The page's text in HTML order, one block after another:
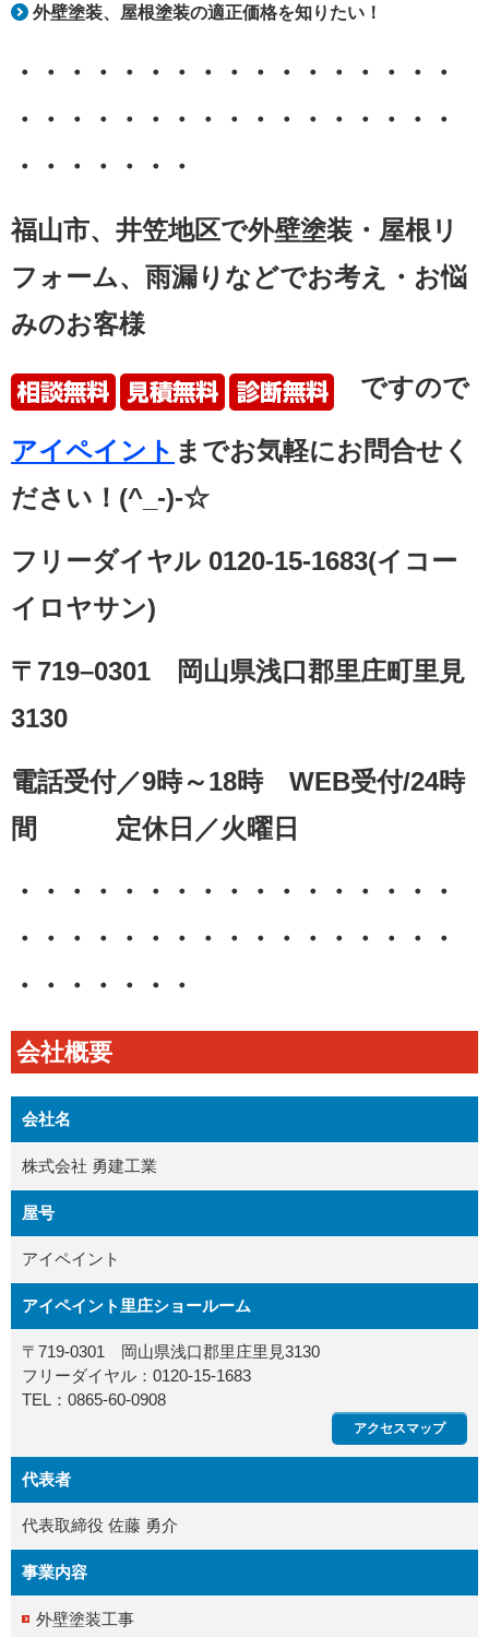
外壁塗装、屋根塗装の適正価格を知りたい！
・・・・・・・・・・・・・・・・・
・・・・・・・・・・・・・・・・・
・・・・・・・
福山市、井笠地区で外壁塗装・ 屋根リ
フォーム、雨漏りなどでお考え・お悩
みのお客様
ですので
アイペイント までお気軽にお問合せく
ださい！ (^_-)-☆
フリーダイヤル 0120-15-1683(イコー
イロヤサン)
〒719–0301 岡山県浅口郡里庄町里見
3130
電話受付／9時～18時 WEB受付/24時
間 定休日／火曜日
・・・・・・・・・・・・・・・・・
・・・・・・・・・・・・・・・・・
・・・・・・・
会社概要
会社名
株式会社 勇建工業
屋号
アイペイント
アイペイント里庄ショールーム
〒719-0301 岡山県浅口郡里庄里見3130
フリーダイヤル：0120-15-1683
TEL：0865-60-0908
アクセスマップ
代表者
代表取締役 佐藤 勇介
事業内容
外壁塗装工事